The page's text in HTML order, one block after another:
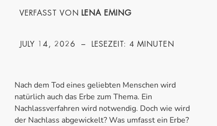
VERFASST VON LENA EMING
JULY 14, 2026 – LESEZEIT: 4 MINUTEN
Nach dem Tod eines geliebten Menschen wird
natürlich auch das Erbe zum Thema. Ein
Nachlassverfahren wird notwendig. Doch wie wird
der Nachlass abgewickelt? Was umfasst ein Erbe?